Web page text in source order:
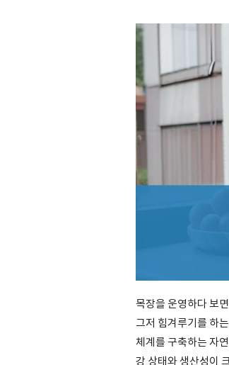
목장을 운영하다 보
그저 힘겨루기를 하
체계를 구축하는 자
강 상태와 생산성이